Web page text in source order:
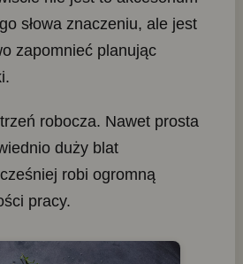
słowa znaczeniu, ale jest
zapomnieć planując
robocza. Nawet prosta
duży blat
robi ogromną
pracy.